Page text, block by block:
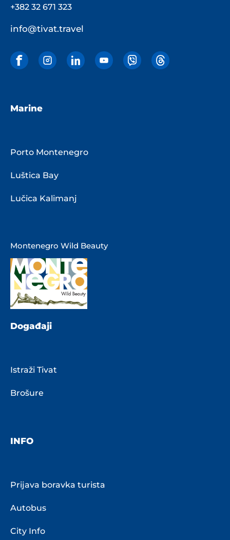
+382 32 671 323
info@tivat.travel
Marine
Porto Montenegro
Luštica Bay
Lučica Kalimanj
Montenegro Wild Beauty
Događaji
Istraži Tivat
Brošure
INFO
Prijava boravka turista
Autobus
City Info